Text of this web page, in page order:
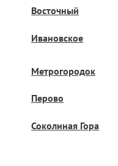
Восточный
Ивановское
Метрогородок
Перово
Соколиная Гора